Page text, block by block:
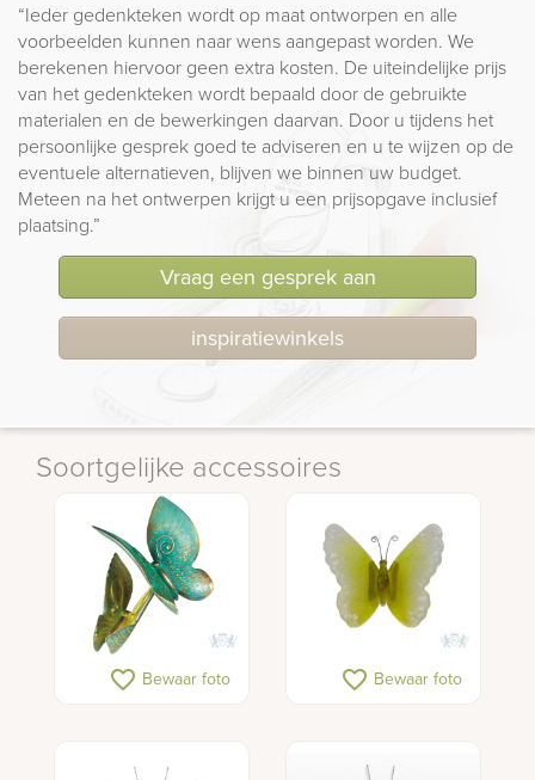
“Ieder gedenkteken wordt op maat ontworpen en alle
voorbeelden kunnen naar wens aangepast worden. We
berekenen hiervoor geen extra kosten. De uiteindelijke prijs
van het gedenkteken wordt bepaald door de gebruikte
materialen en de bewerkingen daarvan. Door u tijdens het
persoonlijke gesprek goed te adviseren en u te wijzen op de
eventuele alternatieven, blijven we binnen uw budget.
Meteen na het ontwerpen krijgt u een prijsopgave inclusief
plaatsing.”
Vraag een gesprek aan
inspiratiewinkels
Soortgelijke accessoires
favorite_border Bewaar foto favorite_border Bewaar foto